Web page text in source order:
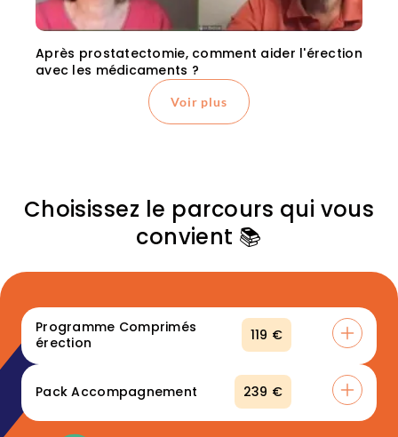
Après prostatectomie, comment aider l'érection
avec les médicaments ?
Voir plus
Choisissez le parcours qui vous
convient 📚
Programme Comprimés
érection
119 €
Ce que vous allez obtenir :
👉 Un accès immédiat à ce programme vidéo conçu pour
Pack Accompagnement 239 €
Ce que vous allez obtenir :